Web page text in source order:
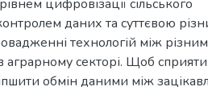
цифровізації сільського
даних та суттєвою
технологій між
аграрному секторі. Щоб
обмін даними між